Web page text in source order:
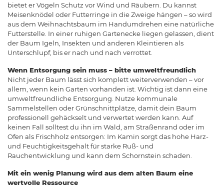
bietet er Vögeln Schutz vor Wind und Räubern. Du kannst
Meisenknödel oder Futterringe in die Zweige hängen – so wird
aus dem Weihnachtsbaum im Handumdrehen eine natürliche
Futterstelle. In einer ruhigen Gartenecke liegen gelassen, dient
der Baum Igeln, Insekten und anderen Kleintieren als
Unterschlupf, bis er nach und nach verrottet.
Wenn Entsorgung sein muss – bitte umweltfreundlich
Nicht jeder Baum lässt sich komplett weiterverwenden – vor
allem, wenn kein Garten vorhanden ist. Wichtig ist dann eine
umweltfreundliche Entsorgung. Nutze kommunale
Sammelstellen oder Grünschnittplätze, damit dein Baum
professionell gehäckselt und verwertet werden kann. Auf
keinen Fall solltest du ihn im Wald, am Straßenrand oder im
Ofen als Frischholz entsorgen: Im Kamin sorgt das hohe Harz-
und Feuchtigkeitsgehalt für starke Ruß- und
Rauchentwicklung und kann dem Schornstein schaden.
Mit ein wenig Planung wird aus dem alten Baum eine
wertvolle Ressource